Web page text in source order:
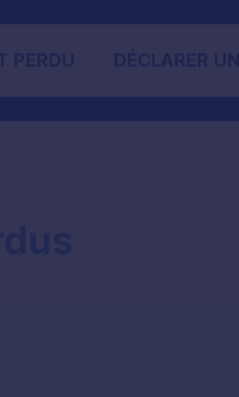
PERDU DÉCLARER